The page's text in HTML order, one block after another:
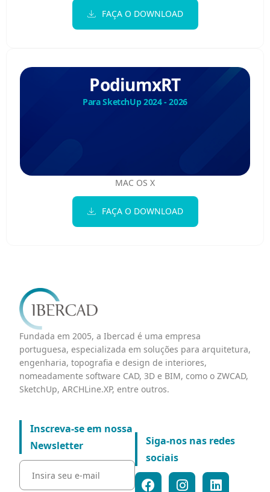
FAÇA O DOWNLOAD
PodiumxRT
Para SketchUp 2024 - 2026
MAC OS X
FAÇA O DOWNLOAD
Fundada em 2005, a Ibercad é uma empresa
portuguesa, especializada em soluções para arquitetura,
engenharia, topografia e design de interiores,
nomeadamente software CAD, 3D e BIM, como o ZWCAD,
SketchUp, ARCHLine.XP, entre outros.
Inscreva-se em nossa
Newsletter
Siga-nos nas redes
sociais